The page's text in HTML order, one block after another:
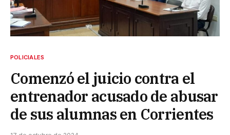
POLICIALES
Comenzó el juicio contra el
entrenador acusado de abusar
de sus alumnas en Corrientes